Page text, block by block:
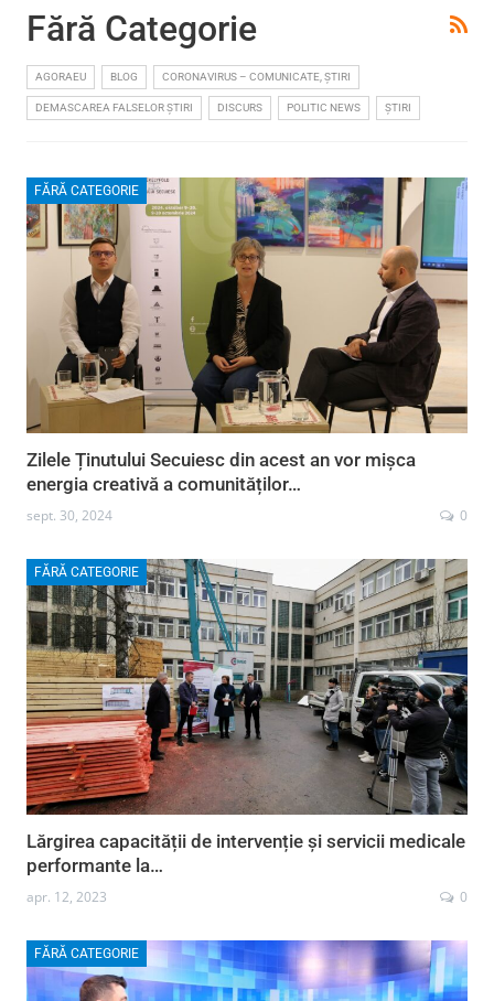
Fără Categorie
AGORAEU BLOG CORONAVIRUS – COMUNICATE, ȘTIRI
DEMASCAREA FALSELOR ȘTIRI DISCURS POLITIC NEWS ȘTIRI
FĂRĂ CATEGORIE
Zilele Ținutului Secuiesc din acest an vor mișca
energia creativă a comunităților…
sept. 30, 2024 0
FĂRĂ CATEGORIE
Lărgirea capacității de intervenție și servicii medicale
performante la…
apr. 12, 2023 0
FĂRĂ CATEGORIE